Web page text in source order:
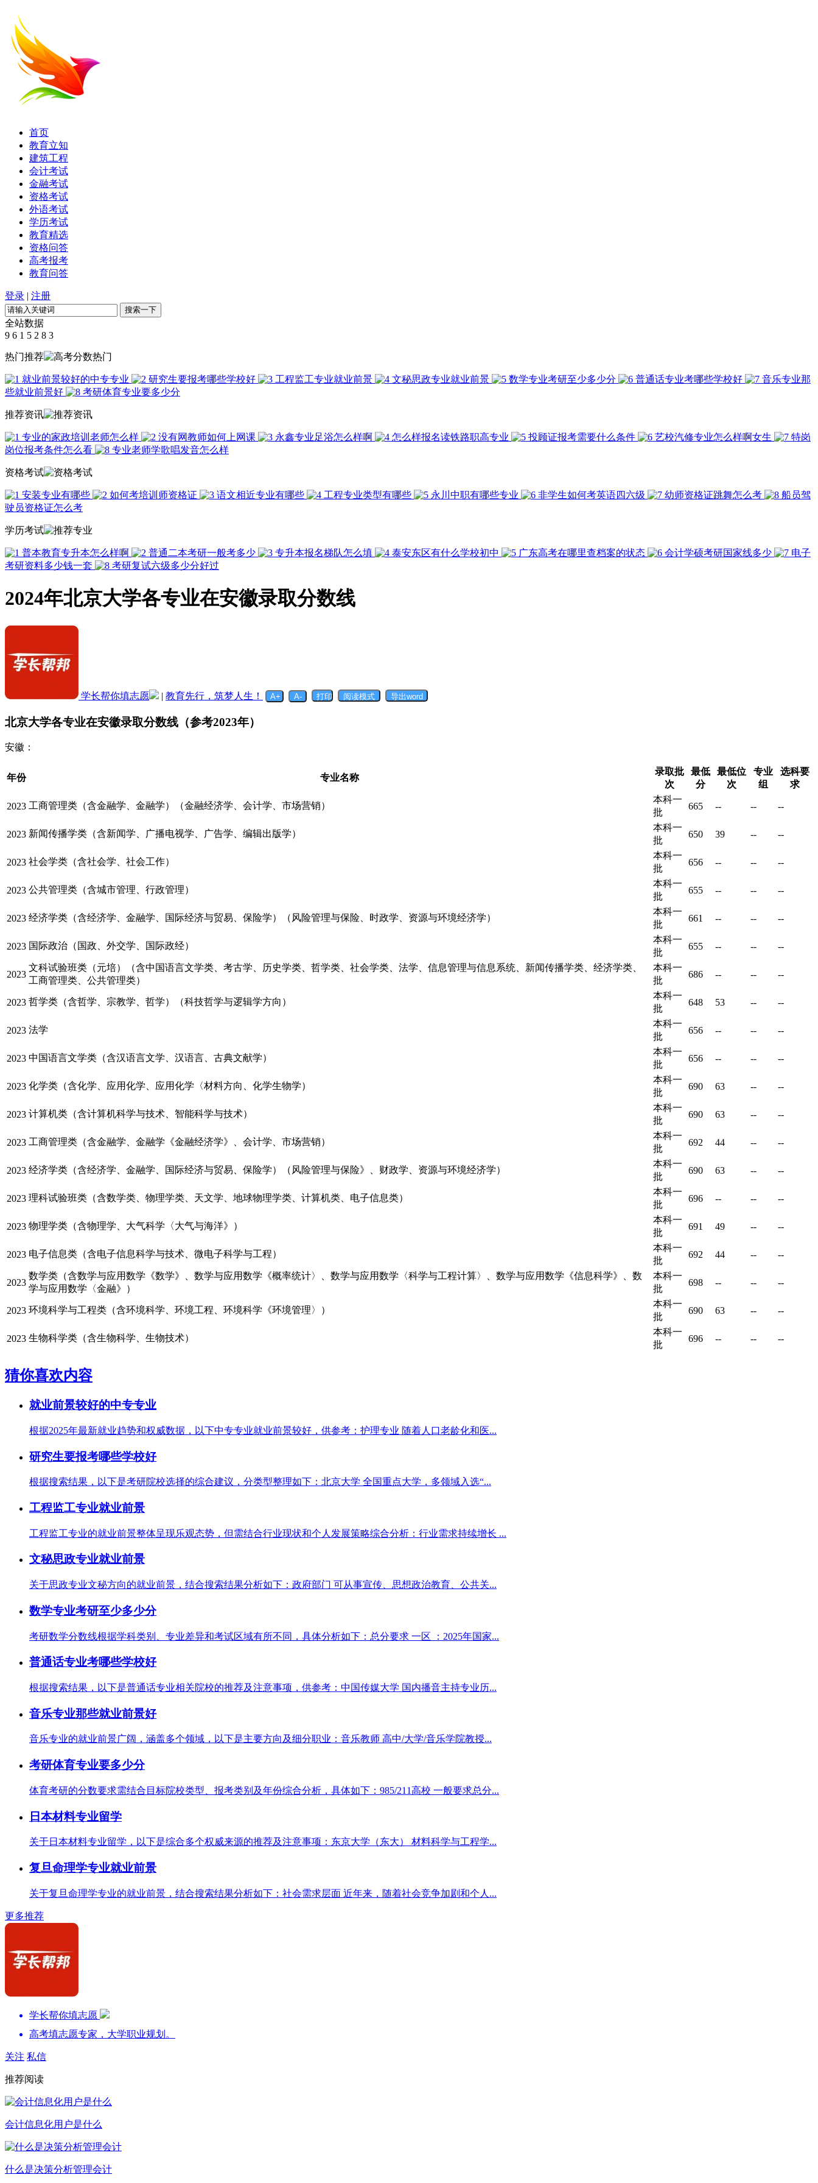
首页
教育立知
建筑工程
会计考试
金融考试
资格考试
外语考试
学历考试
教育精选
资格问答
高考报考
教育问答
登录 | 注册
全站数据
9 6 1 5 2 8 3
热门推荐
就业前景较好的中专专业 研究生要报考哪些学校好 工程监工专业就业前景 文秘思政专业就业前景 数学专业考研至少多少分 普通话专业考哪些学校好
音乐专业那
些就业前景好
考研体育专业要多少分
推荐资讯
专业的家政培训老师怎么样 没有网教师如何上网课 永鑫专业足浴怎么样啊 怎么样报名读铁路职高专业 投顾证报考需要什么条件 艺校汽修专业怎么样啊女生
特岗
岗位报考条件怎么看
专业老师学歌唱发音怎么样
资格考试
安装专业有哪些 如何考培训师资格证 语文相近专业有哪些 工程专业类型有哪些 永川中职有哪些专业 非学生如何考英语四六级 幼师资格证跳舞怎么考
船员驾
驶员资格证怎么考
学历考试
普本教育专升本怎么样啊 普通二本考研一般考多少 专升本报名梯队怎么填 泰安东区有什么学校初中 广东高考在哪里查档案的状态 会计学硕考研国家线多少
电子
考研资料多少钱一套
考研复试六级多少分好过
2024年北京大学各专业在安徽录取分数线
学长帮你填志愿 | 教育先行，筑梦人生！
北京大学各专业在安徽录取分数线（参考2023年）
安徽：
年份 专业名称
录取批
次
最低
分
最低位
次
专业
组
选科要
求
2023 工商管理类（含金融学、金融学）（金融经济学、会计学、市场营销）
本科一
批
665 -- -- --
2023 新闻传播学类（含新闻学、广播电视学、广告学、编辑出版学）
本科一
批
650 39 -- --
2023 社会学类（含社会学、社会工作）
本科一
批
656 -- -- --
2023 公共管理类（含城市管理、行政管理）
本科一
批
655 -- -- --
2023 经济学类（含经济学、金融学、国际经济与贸易、保险学）（风险管理与保险、时政学、资源与环境经济学）
本科一
批
661 -- -- --
2023 国际政治（国政、外交学、国际政经）
本科一
批
655 -- -- --
2023
文科试验班类（元培）（含中国语言文学类、考古学、历史学类、哲学类、社会学类、法学、信息管理与信息系统、新闻传播学类、经济学类、
工商管理类、公共管理类）
本科一
批
686 -- -- --
2023 哲学类（含哲学、宗教学、哲学）（科技哲学与逻辑学方向）
本科一
批
648 53 -- --
2023 法学
本科一
批
656 -- -- --
2023 中国语言文学类（含汉语言文学、汉语言、古典文献学）
本科一
批
656 -- -- --
2023 化学类（含化学、应用化学、应用化学〈材料方向、化学生物学）
本科一
批
690 63 -- --
2023 计算机类（含计算机科学与技术、智能科学与技术）
本科一
批
690 63 -- --
2023 工商管理类（含金融学、金融学《金融经济学》、会计学、市场营销）
本科一
批
692 44 -- --
2023 经济学类（含经济学、金融学、国际经济与贸易、保险学）（风险管理与保险》、财政学、资源与环境经济学）
本科一
批
690 63 -- --
2023 理科试验班类（含数学类、物理学类、天文学、地球物理学类、计算机类、电子信息类）
本科一
批
696 -- -- --
2023 物理学类（含物理学、大气科学〈大气与海洋》）
本科一
批
691 49 -- --
2023 电子信息类（含电子信息科学与技术、微电子科学与工程）
本科一
批
692 44 -- --
2023
数学类（含数学与应用数学《数学》、数学与应用数学《概率统计〉、数学与应用数学〈科学与工程计算〉、数学与应用数学《信息科学》、数
学与应用数学〈金融》）
本科一
批
698 -- -- --
2023 环境科学与工程类（含环境科学、环境工程、环境科学《环境管理〉）
本科一
批
690 63 -- --
2023 生物科学类（含生物科学、生物技术）
本科一
批
696 -- -- --
猜你喜欢内容
就业前景较好的中专专业
根据2025年最新就业趋势和权威数据，以下中专专业就业前景较好，供参考：护理专业 随着人口老龄化和医...
研究生要报考哪些学校好
根据搜索结果，以下是考研院校选择的综合建议，分类型整理如下：北京大学 全国重点大学，多领域入选“...
工程监工专业就业前景
工程监工专业的就业前景整体呈现乐观态势，但需结合行业现状和个人发展策略综合分析：行业需求持续增长 ...
文秘思政专业就业前景
关于思政专业文秘方向的就业前景，结合搜索结果分析如下：政府部门 可从事宣传、思想政治教育、公共关...
数学专业考研至少多少分
考研数学分数线根据学科类别、专业差异和考试区域有所不同，具体分析如下：总分要求 一区 ：2025年国家...
普通话专业考哪些学校好
根据搜索结果，以下是普通话专业相关院校的推荐及注意事项，供参考：中国传媒大学 国内播音主持专业历...
音乐专业那些就业前景好
音乐专业的就业前景广阔，涵盖多个领域，以下是主要方向及细分职业：音乐教师 高中/大学/音乐学院教授...
考研体育专业要多少分
体育考研的分数要求需结合目标院校类型、报考类别及年份综合分析，具体如下：985/211高校 一般要求总分...
日本材料专业留学
关于日本材料专业留学，以下是综合多个权威来源的推荐及注意事项：东京大学（东大） 材料科学与工程学...
复旦命理学专业就业前景
关于复旦命理学专业的就业前景，结合搜索结果分析如下：社会需求层面 近年来，随着社会竞争加剧和个人...
更多推荐
学长帮你填志愿
高考填志愿专家，大学职业规划。
关注 私信
推荐阅读
会计信息化用户是什么
什么是决策分析管理会计